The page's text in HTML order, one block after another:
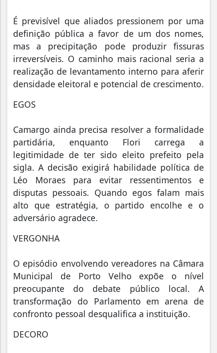
É previsível que aliados pressionem por uma
definição pública a favor de um dos nomes,
mas a precipitação pode produzir fissuras
irreversíveis. O caminho mais racional seria a
realização de levantamento interno para aferir
densidade eleitoral e potencial de crescimento.
EGOS
Camargo ainda precisa resolver a formalidade
partidária, enquanto Flori carrega a
legitimidade de ter sido eleito prefeito pela
sigla. A decisão exigirá habilidade política de
Léo Moraes para evitar ressentimentos e
disputas pessoais. Quando egos falam mais
alto que estratégia, o partido encolhe e o
adversário agradece.
VERGONHA
O episódio envolvendo vereadores na Câmara
Municipal de Porto Velho expõe o nível
preocupante do debate público local. A
transformação do Parlamento em arena de
confronto pessoal desqualifica a instituição.
DECORO